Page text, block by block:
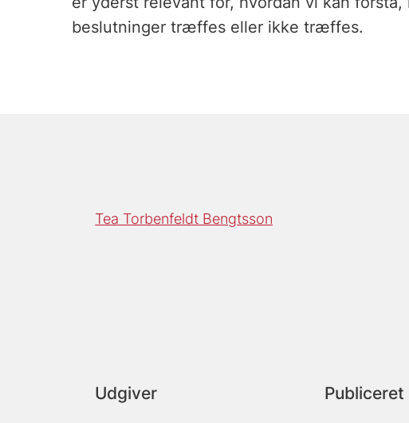
beslutninger træffes eller ikke træffes.
Tea Torbenfeldt Bengtsson
Udgiver Publiceret